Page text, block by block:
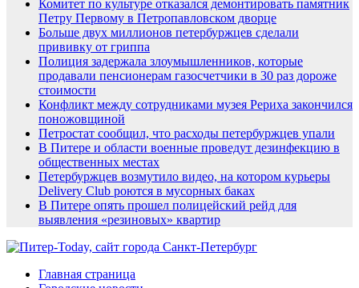
Комитет по культуре отказался демонтировать памятник
Петру Первому в Петропавловском дворце
Больше двух миллионов петербуржцев сделали
прививку от гриппа
Полиция задержала злоумышленников, которые
продавали пенсионерам газосчетчики в 30 раз дороже
стоимости
Конфликт между сотрудниками музея Рериха закончился
поножовщиной
Петростат сообщил, что расходы петербуржцев упали
В Питере и области военные проведут дезинфекцию в
общественных местах
Петербуржцев возмутило видео, на котором курьеры
Delivery Club роются в мусорных баках
В Питере опять прошел полицейский рейд для
выявления «резиновых» квартир
Главная страница